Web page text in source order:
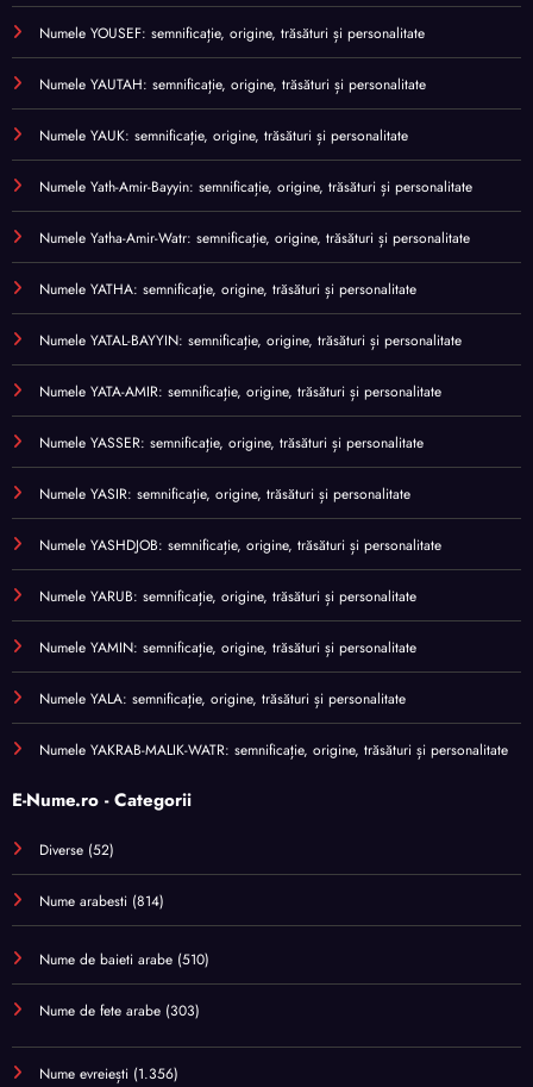
Numele YOUSEF: semnificație, origine, trăsături și personalitate
Numele YAUTAH: semnificație, origine, trăsături și personalitate
Numele YAUK: semnificație, origine, trăsături și personalitate
Numele Yath-Amir-Bayyin: semnificație, origine, trăsături și personalitate
Numele Yatha-Amir-Watr: semnificație, origine, trăsături și personalitate
Numele YATHA: semnificație, origine, trăsături și personalitate
Numele YATAL-BAYYIN: semnificație, origine, trăsături și personalitate
Numele YATA-AMIR: semnificație, origine, trăsături și personalitate
Numele YASSER: semnificație, origine, trăsături și personalitate
Numele YASIR: semnificație, origine, trăsături și personalitate
Numele YASHDJOB: semnificație, origine, trăsături și personalitate
Numele YARUB: semnificație, origine, trăsături și personalitate
Numele YAMIN: semnificație, origine, trăsături și personalitate
Numele YALA: semnificație, origine, trăsături și personalitate
Numele YAKRAB-MALIK-WATR: semnificație, origine, trăsături și personalitate
E-Nume.ro - Categorii
Diverse (52)
Nume arabesti (814)
Nume de baieti arabe (510)
Nume de fete arabe (303)
Nume evreiești (1.356)